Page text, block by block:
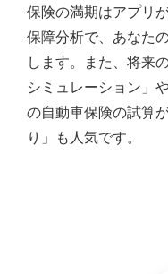
保険の満期はアプリ
保障分析で、あなた
します。また、将来
シミュレーション」
の自動車保険の試算
り」も人気です。